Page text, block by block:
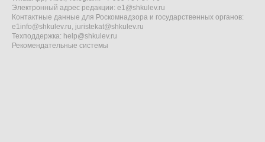
Электронный адрес редакции: e1@shkulev.ru
Контактные данные для Роскомнадзора и государственных органов:
e1info@shkulev.ru, juristekat@shkulev.ru
Техподдержка: help@shkulev.ru
Рекомендательные системы